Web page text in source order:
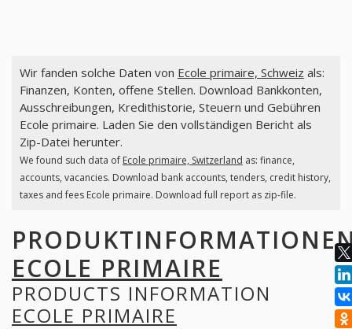
Wir fanden solche Daten von Ecole primaire, Schweiz als:
Finanzen, Konten, offene Stellen. Download Bankkonten,
Ausschreibungen, Kredithistorie, Steuern und Gebühren
Ecole primaire. Laden Sie den vollständigen Bericht als
Zip-Datei herunter.
We found such data of Ecole primaire, Switzerland as: finance,
accounts, vacancies. Download bank accounts, tenders, credit history,
taxes and fees Ecole primaire. Download full report as zip-file.
ECOLE PRIMAIRE
PRODUCTS INFORMATION
ECOLE PRIMAIRE